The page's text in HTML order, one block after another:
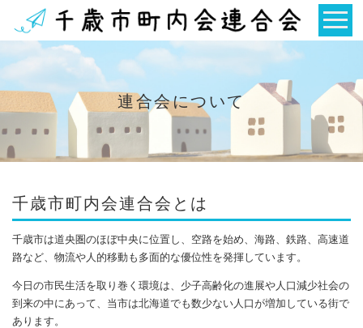
連合会について
千歳市町内会連合会とは
千歳市は道央圏のほぼ中央に位置し、空路を始め、海路、鉄路、高速道
路など、物流や人的移動も多面的な優位性を発揮しています。
今日の市民生活を取り巻く環境は、少子高齢化の進展や人口減少社会の
到来の中にあって、当市は北海道でも数少ない人口が増加している街で
あります。